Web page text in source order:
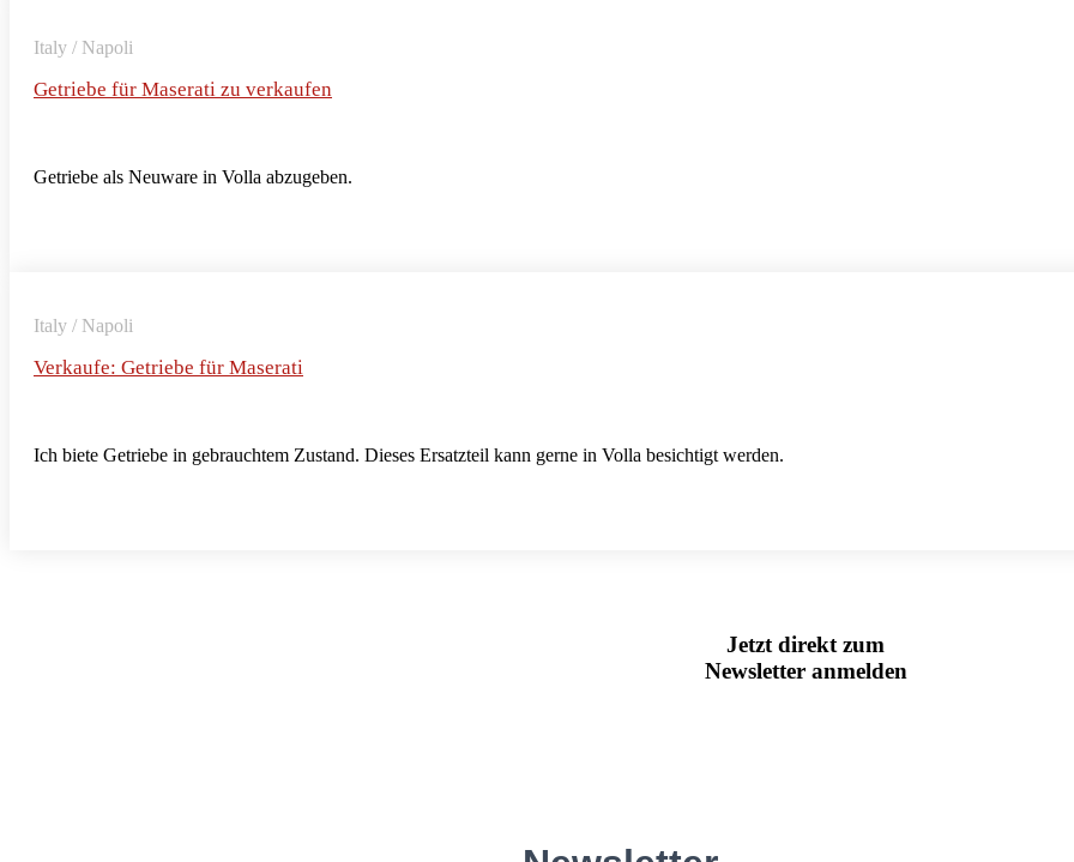
Italy / Napoli
Getriebe für Maserati zu verkaufen
Getriebe als Neuware in Volla abzugeben.
Italy / Napoli
Verkaufe: Getriebe für Maserati
Ich biete Getriebe in gebrauchtem Zustand. Dieses Ersatzteil kann gerne in Volla besichtigt werden.
Jetzt direkt zum
Newsletter anmelden